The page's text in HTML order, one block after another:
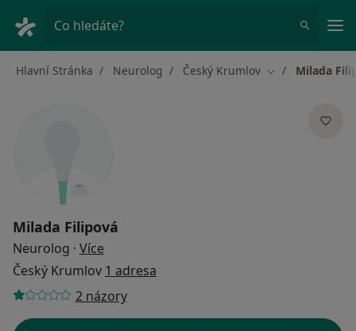
Co hledáte?
Hlavní Stránka Neurolog Český Krumlov Změna města
Milada
Milada Filipová
Neurolog · Více
Český Krumlov 1 adresa
2 názory